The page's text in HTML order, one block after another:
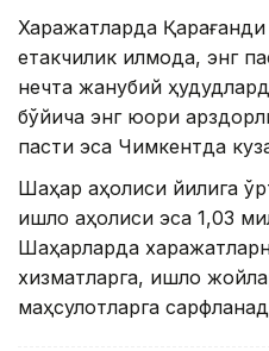
Харажатларда
етакчилик қилмоқда, энг
нечта жанубий
бўйича энг юқори
пасти эса Чимкентда
Шаҳар аҳолиси йилига
қишлоқ аҳолиси эса 1,03
Шаҳарларда
хизматларга, қишлоқ
маҳсулотларга